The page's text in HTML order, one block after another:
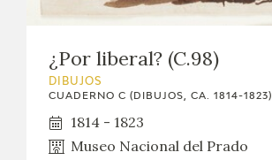
¿Por liberal? (C.98)
DIBUJOS
CUADERNO C (DIBUJOS, CA. 1814-1823)
1814 - 1823
Museo Nacional del Prado